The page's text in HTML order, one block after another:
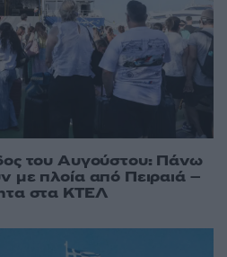
του Αυγούστου: Πάνω
πλοία από Πειραιά –
στα ΚΤΕΛ